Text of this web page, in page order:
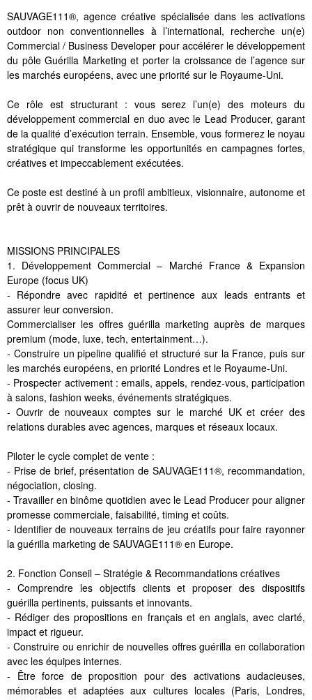
SAUVAGE111®, agence créative spécialisée dans les activations
outdoor non conventionnelles à l’international, recherche un(e)
Commercial / Business Developer pour accélérer le développement
du pôle Guérilla Marketing et porter la croissance de l’agence sur
les marchés européens, avec une priorité sur le Royaume-Uni.
Ce rôle est structurant : vous serez l’un(e) des moteurs du
développement commercial en duo avec le Lead Producer, garant
de la qualité d’exécution terrain. Ensemble, vous formerez le noyau
stratégique qui transforme les opportunités en campagnes fortes,
créatives et impeccablement exécutées.
Ce poste est destiné à un profil ambitieux, visionnaire, autonome et
prêt à ouvrir de nouveaux territoires.
MISSIONS PRINCIPALES
1. Développement Commercial – Marché France & Expansion
Europe (focus UK)
- Répondre avec rapidité et pertinence aux leads entrants et
assurer leur conversion.
Commercialiser les offres guérilla marketing auprès de marques
premium (mode, luxe, tech, entertainment…).
- Construire un pipeline qualifié et structuré sur la France, puis sur
les marchés européens, en priorité Londres et le Royaume-Uni.
- Prospecter activement : emails, appels, rendez-vous, participation
à salons, fashion weeks, événements stratégiques.
- Ouvrir de nouveaux comptes sur le marché UK et créer des
relations durables avec agences, marques et réseaux locaux.
Piloter le cycle complet de vente :
- Prise de brief, présentation de SAUVAGE111®, recommandation,
négociation, closing.
- Travailler en binôme quotidien avec le Lead Producer pour aligner
promesse commerciale, faisabilité, timing et coûts.
- Identifier de nouveaux terrains de jeu créatifs pour faire rayonner
la guérilla marketing de SAUVAGE111® en Europe.
2. Fonction Conseil – Stratégie & Recommandations créatives
- Comprendre les objectifs clients et proposer des dispositifs
guérilla pertinents, puissants et innovants.
- Rédiger des propositions en français et en anglais, avec clarté,
impact et rigueur.
- Construire ou enrichir de nouvelles offres guérilla en collaboration
avec les équipes internes.
- Être force de proposition pour des activations audacieuses,
mémorables et adaptées aux cultures locales (Paris, Londres,